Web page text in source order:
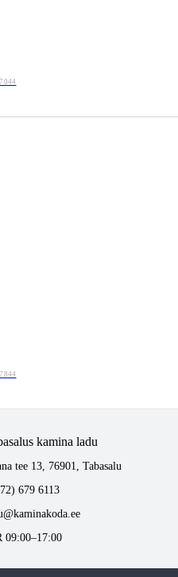
kamina ladu
tee 13, 76901, Tabasalu
679 6113
09:00–17:00